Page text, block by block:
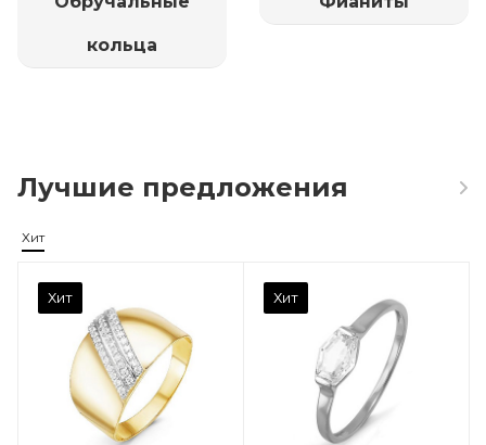
кольца
Лучшие предложения
Хит
Хит Хит
Марка (бренд)
Дельта
Фианит